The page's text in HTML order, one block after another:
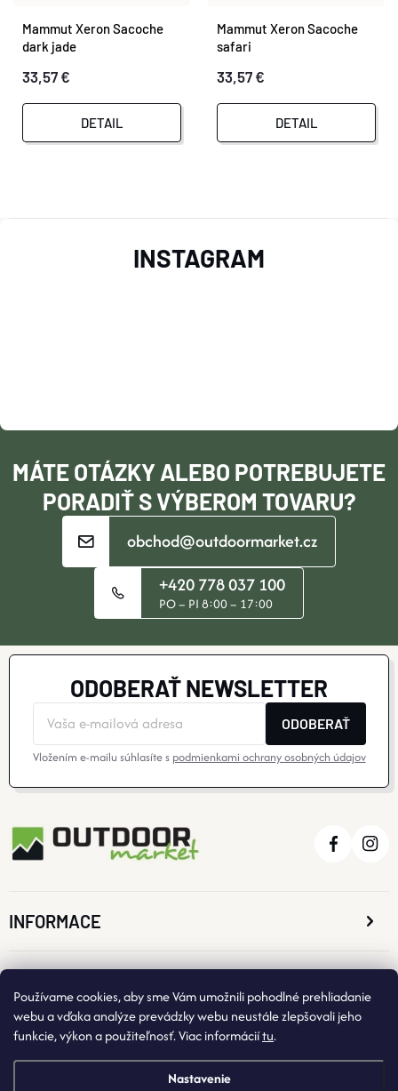
Používame cookies, aby sme Vám umožnili pohodlné prehliadanie
webu a vďaka analýze prevádzky webu neustále zlepšovali jeho
funkcie, výkon a použiteľnosť. Viac informáciítu.
Nastavenie
Mammut Xeron Sacoche
dark jade
33,57 €
DETAIL
Mammut Xeron Sacoche
safari
33,57 €
DETAIL
E
Y
S
T
MÁTE OTÁZKY ALEBO POTREBUJETE
PORADIŤ S VÝBEROM TOVARU?
obchod@outdoormarket.cz
+420 778 037 100
PO – PI 8:00 – 17:00
INSTAGRAM
ODOBERAŤ NEWSLETTER
ODOBERAŤ
Vložením e-mailu súhlasíte s podmienkami ochrany osobných údajov
INFORMACE
KONTAKTNÉ ÚDAJE